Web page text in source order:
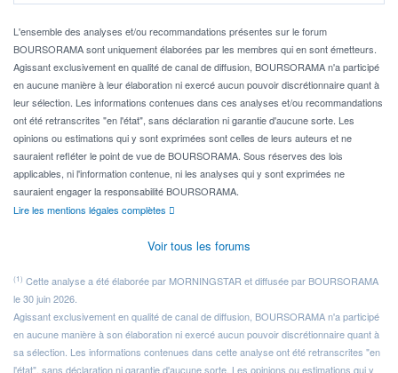
Pour l' ...
L'ensemble des analyses et/ou recommandations présentes sur le forum
BOURSORAMA sont uniquement élaborées par les membres qui en sont émetteurs.
Agissant exclusivement en qualité de canal de diffusion, BOURSORAMA n'a participé
en aucune manière à leur élaboration ni exercé aucun pouvoir discrétionnaire quant à
leur sélection. Les informations contenues dans ces analyses et/ou recommandations
ont été retranscrites "en l'état", sans déclaration ni garantie d'aucune sorte. Les
opinions ou estimations qui y sont exprimées sont celles de leurs auteurs et ne
sauraient refléter le point de vue de BOURSORAMA. Sous réserves des lois
applicables, ni l'information contenue, ni les analyses qui y sont exprimées ne
sauraient engager la responsabilité BOURSORAMA.
Lire les mentions légales complètes
Voir tous les forums
(1) Cette analyse a été élaborée par MORNINGSTAR et diffusée par BOURSORAMA
le 30 juin 2026.
Agissant exclusivement en qualité de canal de diffusion, BOURSORAMA n'a participé
en aucune manière à son élaboration ni exercé aucun pouvoir discrétionnaire quant à
sa sélection. Les informations contenues dans cette analyse ont été retranscrites "en
l'état", sans déclaration ni garantie d'aucune sorte. Les opinions ou estimations qui y